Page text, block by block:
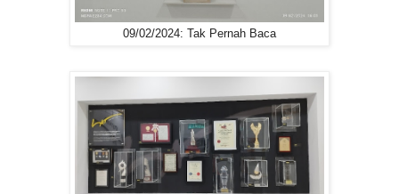
09/02/2024: Tak Pernah Baca